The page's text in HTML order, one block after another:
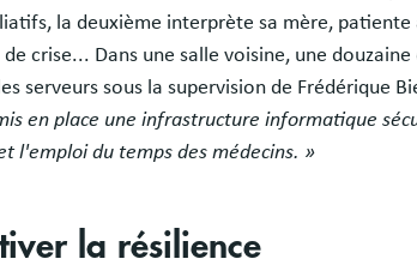
la deuxième interprète sa mère,
crise... Dans une salle voisine, une
serveurs sous la supervision de Frédérique
en place une infrastructure informatique
l'emploi du temps des médecins. »
la résilience